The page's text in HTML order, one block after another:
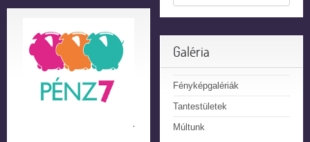
Galéria
Fényképgalériák
Tantestületek
Múltunk